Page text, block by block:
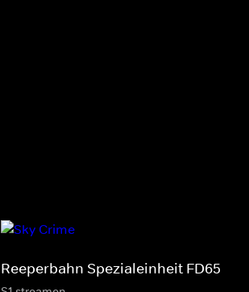
Reeperbahn Spezialeinheit FD65